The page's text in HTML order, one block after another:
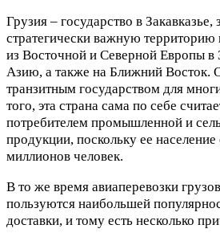
Грузия – государство в
стратегически важную территорию
из Восточной и Северной Европы
Азию, а также на Ближний Восток.
транзитным государством для
того, эта страна сама по себе
потребителем промышленной и
продукции, поскольку ее население
миллионов человек.
В то же время авиаперевозки
пользуются наибольшей
доставки, и тому есть несколько